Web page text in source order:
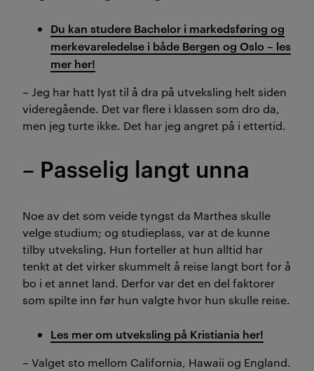
Du kan studere Bachelor i markedsføring og
merkevareledelse i både Bergen og Oslo – les
mer her!
– Jeg har hatt lyst til å dra på utveksling helt siden
videregående. Det var flere i klassen som dro da,
men jeg turte ikke. Det har jeg angret på i ettertid.
– Passelig langt unna
Noe av det som veide tyngst da Marthea skulle
velge studium; og studieplass, var at de kunne
tilby utveksling. Hun forteller at hun alltid har
tenkt at det virker skummelt å reise langt bort for å
bo i et annet land. Derfor var det en del faktorer
som spilte inn før hun valgte hvor hun skulle reise.
Les mer om utveksling på Kristiania her!
– Valget sto mellom California, Hawaii og England.